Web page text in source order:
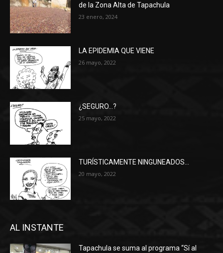
de la Zona Alta de Tapachula
23 enero, 2024
LA EPIDEMIA QUE VIENE
26 mayo, 2022
¿SEGURO…?
25 mayo, 2022
TURÍSTICAMENTE NINGUNEADOS…
20 mayo, 2022
AL INSTANTE
Tapachula se suma al programa “Sí al